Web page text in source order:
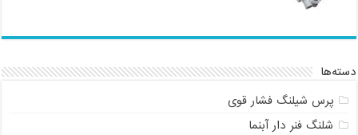
دسته‌ها
پرس شیلنگ فشار قوی
شلنگ فنر دار آبنما